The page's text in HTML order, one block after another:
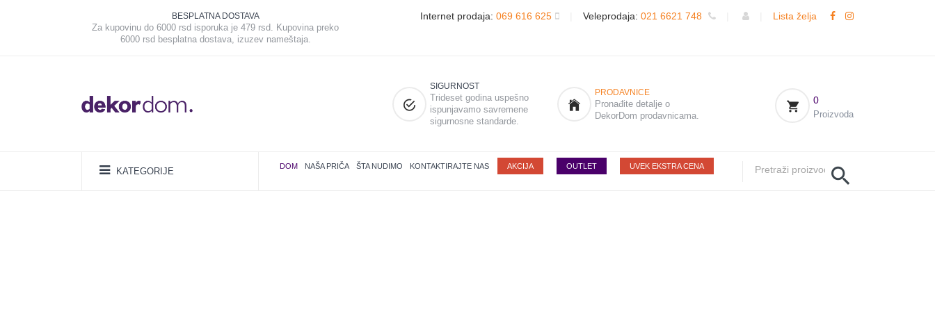
BESPLATNA DOSTAVA
Za kupovinu do 6000 rsd isporuka je 479 rsd. Kupovina preko
6000 rsd besplatna dostava, izuzev nameštaja.
Internet prodaja: 069 616 625 Veleprodaja: 021 6621 748 Lista želja
SIGURNOST
Trideset godina uspešno
ispunjavamo savremene
sigurnosne standarde.
PRODAVNICE
Pronađite detalje o
DekorDom prodavnicama.
0
Proizvoda
KATEGORIJE DOM NAŠA PRIČA ŠTA NUDIMO KONTAKTIRAJTE NAS AKCIJA OUTLET UVEK EKSTRA CENA